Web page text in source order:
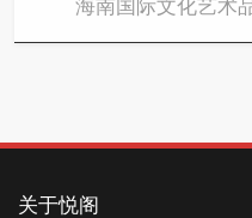
海南国际文化艺术
关于悦阁